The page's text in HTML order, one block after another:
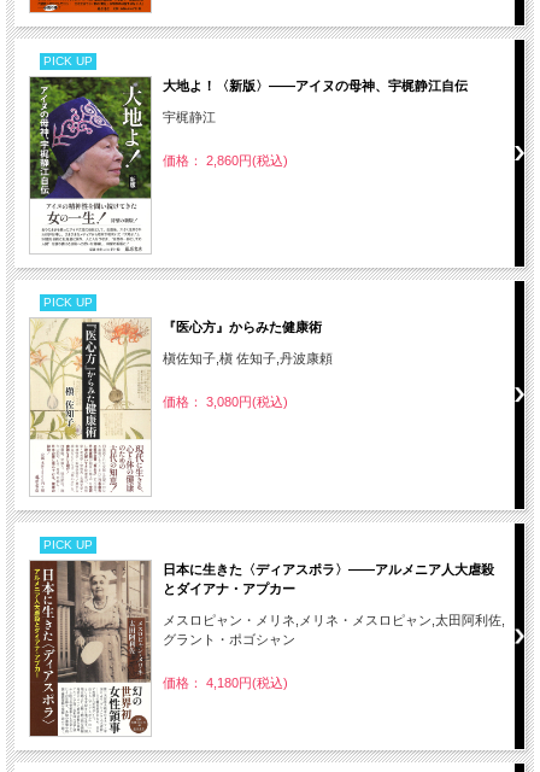
PICK UP
大地よ！〈新版〉――アイヌの母神、宇梶静江自伝
宇梶静江
価格： 2,860円(税込)
PICK UP
『医心方』からみた健康術
槇佐知子,槇 佐知子,丹波康頼
価格： 3,080円(税込)
PICK UP
日本に生きた〈ディアスポラ〉――アルメニア人大虐殺
とダイアナ・アプカー
メスロピャン・メリネ,メリネ・メスロピャン,太田阿利佐,
グラント・ポゴシャン
価格： 4,180円(税込)